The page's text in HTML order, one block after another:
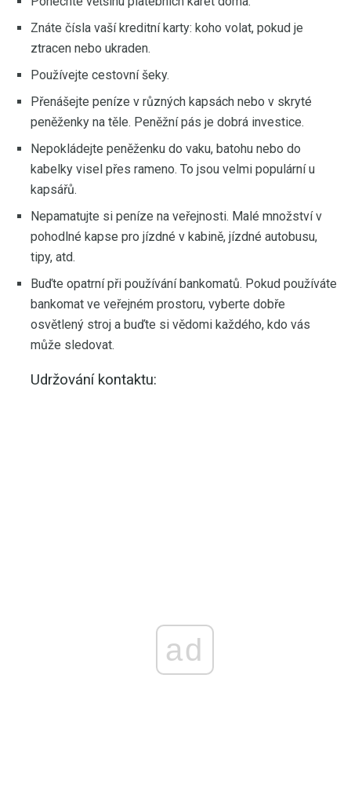
Znáte čísla vaší kreditní karty: koho volat, pokud je
ztracen nebo ukraden.
Používejte cestovní šeky.
Přenášejte peníze v různých kapsách nebo v skryté
peněženky na těle. Peněžní pás je dobrá investice.
Nepokládejte peněženku do vaku, batohu nebo do
kabelky visel přes rameno. To jsou velmi populární u
kapsářů.
Nepamatujte si peníze na veřejnosti. Malé množství v
pohodlné kapse pro jízdné v kabině, jízdné autobusu,
tipy, atd.
Buďte opatrní při používání bankomatů. Pokud používáte
bankomat ve veřejném prostoru, vyberte dobře
osvětlený stroj a buďte si vědomi každého, kdo vás
může sledovat.
Udržování kontaktu:
ad